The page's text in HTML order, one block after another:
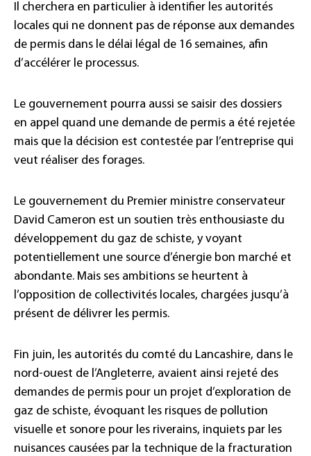
Il cherchera en particulier à identifier les autorités
locales qui ne donnent pas de réponse aux demandes
de permis dans le délai légal de 16 semaines, afin
d’accélérer le processus.
Le gouvernement pourra aussi se saisir des dossiers
en appel quand une demande de permis a été rejetée
mais que la décision est contestée par l’entreprise qui
veut réaliser des forages.
Le gouvernement du Premier ministre conservateur
David Cameron est un soutien très enthousiaste du
développement du gaz de schiste, y voyant
potentiellement une source d’énergie bon marché et
abondante. Mais ses ambitions se heurtent à
l’opposition de collectivités locales, chargées jusqu’à
présent de délivrer les permis.
Fin juin, les autorités du comté du Lancashire, dans le
nord-ouest de l’Angleterre, avaient ainsi rejeté des
demandes de permis pour un projet d’exploration de
gaz de schiste, évoquant les risques de pollution
visuelle et sonore pour les riverains, inquiets par les
nuisances causées par la technique de la fracturation